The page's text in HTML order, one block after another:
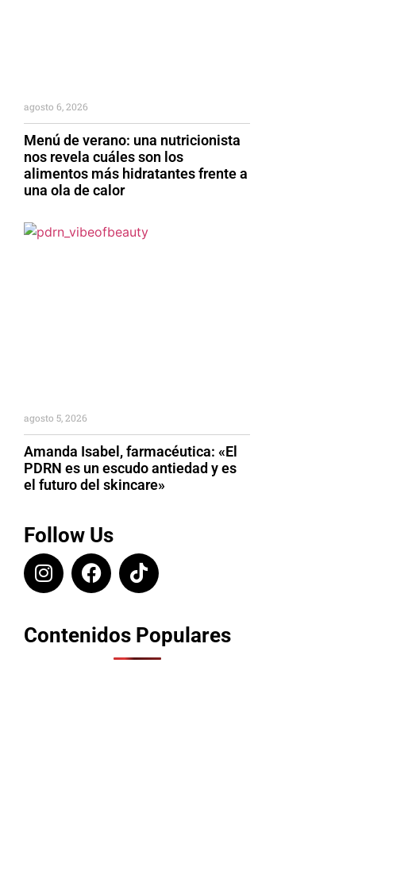
Menú de verano: una nutricionista
nos revela cuáles son los
alimentos más hidratantes frente a
una ola de calor
agosto 6, 2026
Amanda Isabel, farmacéutica: «El
PDRN es un escudo antiedad y es
el futuro del skincare»
agosto 5, 2026
Follow Us
Contenidos Populares